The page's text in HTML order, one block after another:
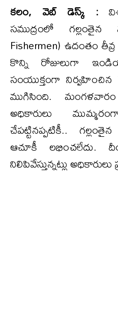
కలం, వెబ్ డెస్క్ :
సముద్రంలో గల్లంతైన
Fishermen) ఉదంతం
కొన్ని రోజులుగా
సంయుక్తంగా నిర్వహించిన
ముగిసింది.
అధికారులు
చేపట్టినప్పటికీ..
ఆచూకీ లభించలేదు.
నిలిపివేస్తున్నట్లు